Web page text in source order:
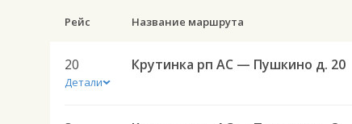
Рейс Название маршрута
20
Детали
Крутинка рп АС — Пушкино д. 20